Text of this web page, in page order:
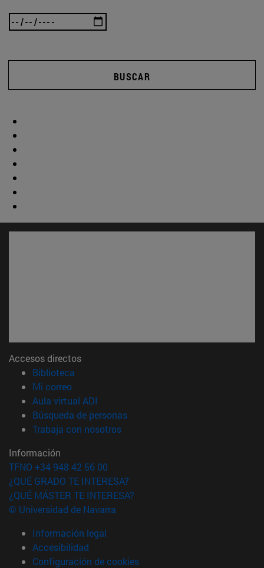
BUSCAR
Accesos directos
Biblioteca
Mi correo(abre en nueva ventana)
Aula virtual ADI
Búsqueda de personas(abre en nueva ventana)
Trabaja con nosotros(abre en nueva ventana)
Información
TFNO +34 948 42 56 00
¿QUÉ GRADO TE INTERESA?
¿QUÉ MÁSTER TE INTERESA?
© Universidad de Navarra
Información legal
Accesibilidad
Configuración de cookies